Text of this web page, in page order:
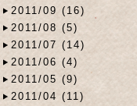
2011/09 (16)
2011/08 (5)
2011/07 (14)
2011/06 (4)
2011/05 (9)
2011/04 (11)